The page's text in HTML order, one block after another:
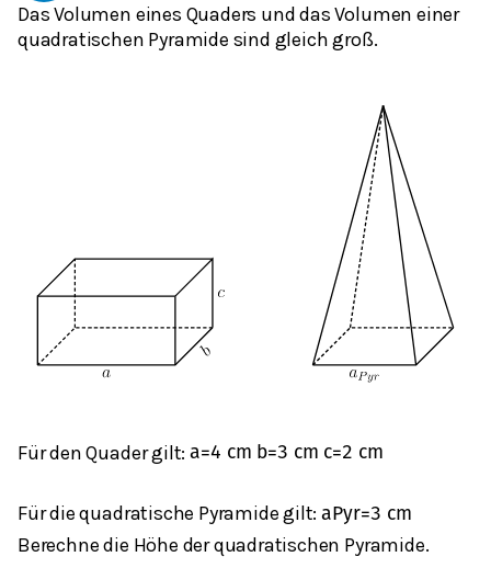
Das Volumen eines Quaders und das Volumen einer
quadratischen Pyramide sind gleich groß.
Für den Quader gilt: a=4 cm b=3 cm c=2 cm
Für die quadratische Pyramide gilt:a Pyr=3 cm
Berechne die Höhe der quadratischen Pyramide.